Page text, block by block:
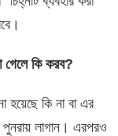
গেলে কি করব?
হয়েছে কি না বা এর
পুনরায় লাগান। এরপরও